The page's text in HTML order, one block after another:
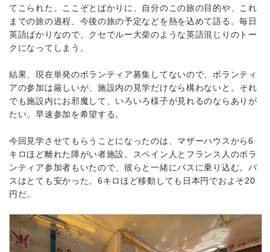
てこられた。ここぞとばかりに、自分のこの旅の目的や、これ
までの旅の過程、今後の旅の予定などを熱を込めて語る。毎日
英語ばかりなので、クセでルー大柴のような英語混じりのトー
クになってしまう。
結果、現在単発のボランティア募集してないので、ボランティ
アの参加は厳しいが、施設内の見学だけなら構わないと。それ
でも施設内にお邪魔して、いろいろ様子が見れるのならありが
たい。早速参加を希望する。
今回見学させてもらうことになったのは、マザーハウスから6
キロほど離れた障がい者施設。スペイン人とフランス人のボラ
ンティア参加者もいたので、彼らと一緒にバスに乗り込む。バ
スはとても安かった。6キロほど移動しても日本円でおよそ20
円だ。